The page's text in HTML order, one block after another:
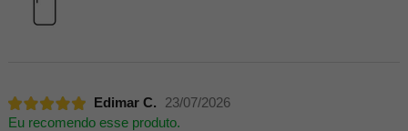
Edimar C.
23/07/2026
Eu recomendo esse produto.